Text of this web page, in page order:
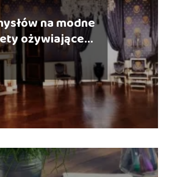
na modne
ożywiające
wnętrze